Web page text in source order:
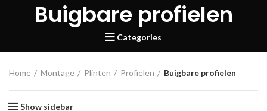
Buigbare profielen
Categories
Home Montage Plinten Profielen Buigbare profielen
Show sidebar